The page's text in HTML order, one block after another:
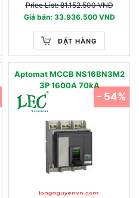
Price List: 81.152.500 VNĐ
Giá bán: 33.936.500 VNĐ
ĐẶT HÀNG
Aptomat MCCB NS16BN3M2
3P 1600A 70kA
- 54%